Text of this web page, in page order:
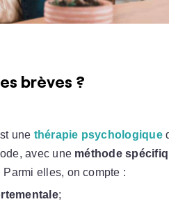
brèves ?
une thérapie psychologique
avec une méthode
elles, on compte :
;